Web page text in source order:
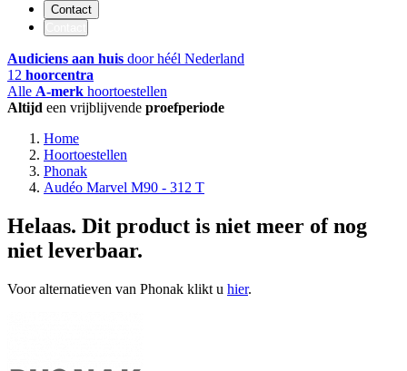
Contact
Audiciens aan huis door héél Nederland
12 hoorcentra
Alle A-merk hoortoestellen
Altijd een vrijblijvende proefperiode
Home
Hoortoestellen
Phonak
Audéo Marvel M90 - 312 T
Helaas. Dit product is niet meer of nog
niet leverbaar.
Voor alternatieven van Phonak klikt u hier.